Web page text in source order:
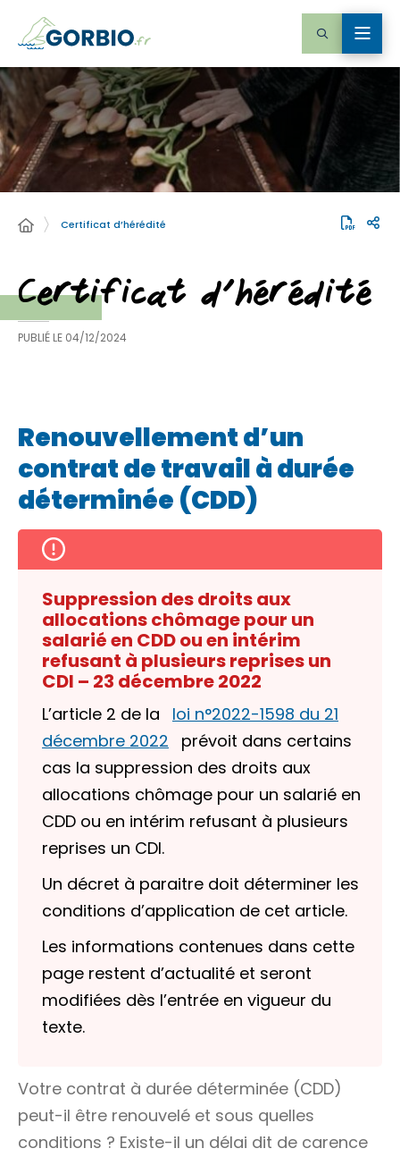
Certificat d’hérédité
Certificat d’hérédité
PUBLIÉ LE 04/12/2024
Renouvellement d’un
contrat de travail à durée
déterminée (CDD)
Suppression des droits aux
allocations chômage pour un
salarié en CDD ou en intérim
refusant à plusieurs reprises un
CDI – 23 décembre 2022
L’article 2 de la
loi n°2022-1598 du 21
décembre 2022
prévoit dans certains
cas la suppression des droits aux
allocations chômage pour un salarié en
CDD ou en intérim refusant à plusieurs
reprises un CDI.
Un décret à paraitre doit déterminer les
conditions d’application de cet article.
Les informations contenues dans cette
page restent d’actualité et seront
modifiées dès l’entrée en vigueur du
texte.
Votre contrat à durée déterminée (CDD)
peut-il être renouvelé et sous quelles
conditions ? Existe-il un délai dit de carence